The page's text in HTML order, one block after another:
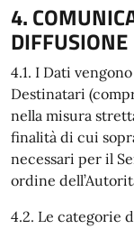
4.
DIFFUSIONE
4.1. I Dati
Destinatari
nella misura
finalità di cui
necessari per il
ordine
4.2. Le categorie